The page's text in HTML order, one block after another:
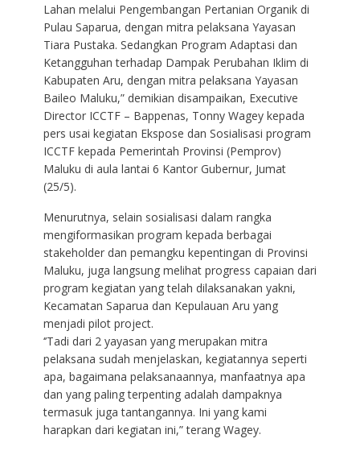
Lahan melalui Pengembangan Pertanian Organik di
Pulau Saparua, dengan mitra pelaksana Yayasan
Tiara Pustaka. Sedangkan Program Adaptasi dan
Ketangguhan terhadap Dampak Perubahan Iklim di
Kabupaten Aru, dengan mitra pelaksana Yayasan
Baileo Maluku,” demikian disampaikan, Executive
Director ICCTF – Bappenas, Tonny Wagey kepada
pers usai kegiatan Ekspose dan Sosialisasi program
ICCTF kepada Pemerintah Provinsi (Pemprov)
Maluku di aula lantai 6 Kantor Gubernur, Jumat
(25/5).
Menurutnya, selain sosialisasi dalam rangka
mengiformasikan program kepada berbagai
stakeholder dan pemangku kepentingan di Provinsi
Maluku, juga langsung melihat progress capaian dari
program kegiatan yang telah dilaksanakan yakni,
Kecamatan Saparua dan Kepulauan Aru yang
menjadi pilot project.
‘’Tadi dari 2 yayasan yang merupakan mitra
pelaksana sudah menjelaskan, kegiatannya seperti
apa, bagaimana pelaksanaannya, manfaatnya apa
dan yang paling terpenting adalah dampaknya
termasuk juga tantangannya. Ini yang kami
harapkan dari kegiatan ini,” terang Wagey.